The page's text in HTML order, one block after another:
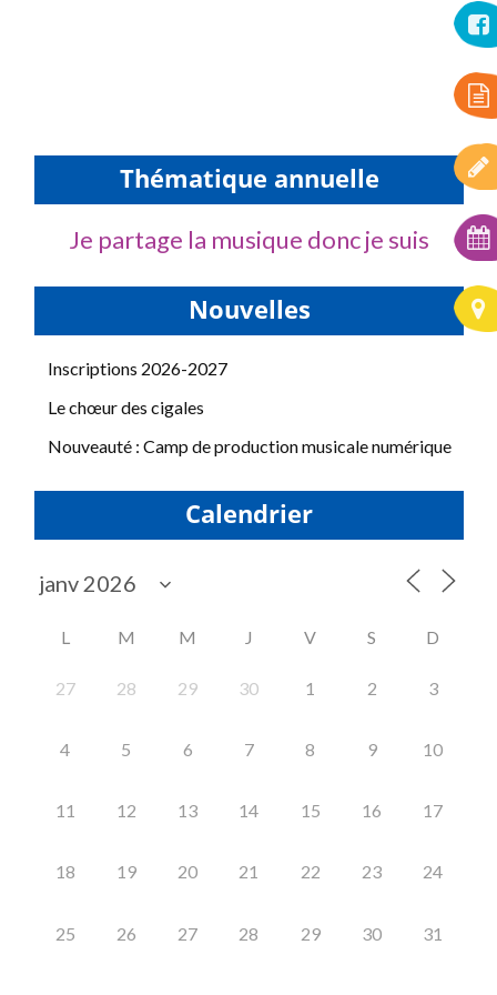
Thématique annuelle
Je partage la musique donc je suis
Nouvelles
Inscriptions 2026-2027
Le chœur des cigales
Nouveauté : Camp de production musicale numérique
Calendrier
L M M J V S D
27 28 29 30 1 2 3
4 5 6 7 8 9 10
11 12 13 14 15 16 17
18 19 20 21 22 23 24
25 26 27 28 29 30 31